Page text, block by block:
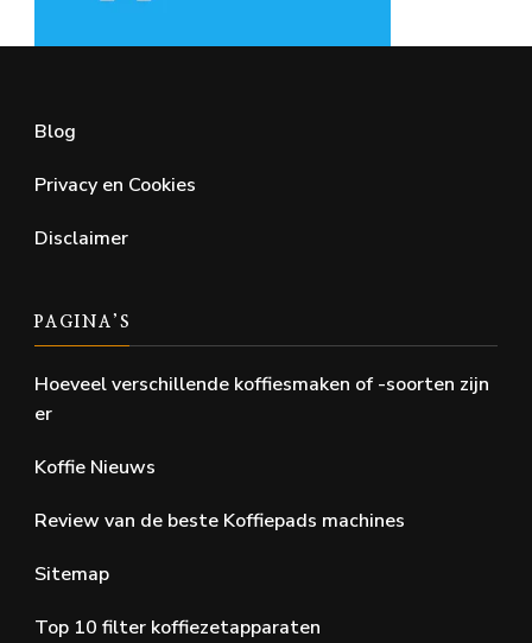
Blog
Privacy en Cookies
Disclaimer
PAGINA’S
Hoeveel verschillende koffiesmaken of -soorten zijn
er
Koffie Nieuws
Review van de beste Koffiepads machines
Sitemap
Top 10 filter koffiezetapparaten